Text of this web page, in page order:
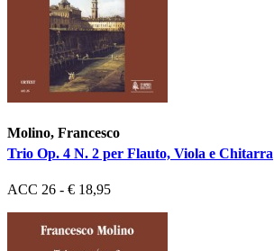
Molino, Francesco
Trio Op. 4 N. 2 per Flauto, Viola e Chitarra
ACC 26 - € 18,95